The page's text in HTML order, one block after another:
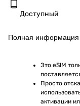
Доступный
Полная информация
Это eSIM
Просто
активации